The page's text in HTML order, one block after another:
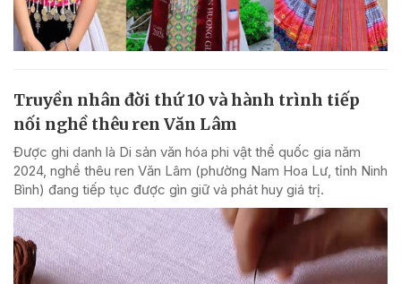
Truyền nhân đời thứ 10 và hành trình tiếp
nối nghề thêu ren Văn Lâm
Được ghi danh là Di sản văn hóa phi vật thể quốc gia năm
2024, nghề thêu ren Văn Lâm (phường Nam Hoa Lư, tỉnh Ninh
Bình) đang tiếp tục được gìn giữ và phát huy giá trị.